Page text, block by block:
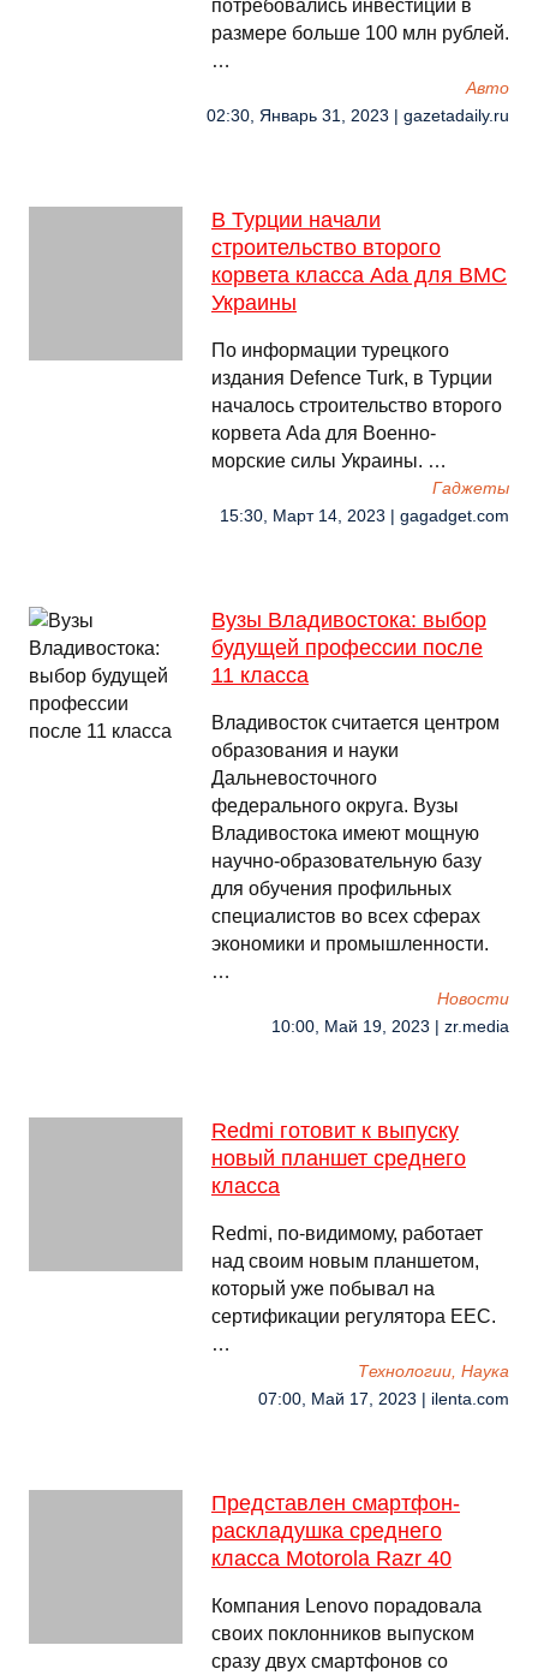
потребовались инвестиции в
размере больше 100 млн рублей.
…
Авто
02:30, Январь 31, 2023 | gazetadaily.ru
В Турции начали
строительство второго
корвета класса Ada для ВМС
Украины
По информации турецкого
издания Defence Turk, в Турции
началось строительство второго
корвета Ada для Военно-
морские силы Украины. …
Гаджеты
15:30, Март 14, 2023 | gagadget.com
Вузы Владивостока: выбор
будущей профессии после
11 класса
Владивосток считается центром
образования и науки
Дальневосточного
федерального округа. Вузы
Владивостока имеют мощную
научно-образовательную базу
для обучения профильных
специалистов во всех сферах
экономики и промышленности.
…
Новости
10:00, Май 19, 2023 | zr.media
Redmi готовит к выпуску
новый планшет среднего
класса
Redmi, по-видимому, работает
над своим новым планшетом,
который уже побывал на
сертификации регулятора EEC.
…
Технологии, Наука
07:00, Май 17, 2023 | ilenta.com
Представлен смартфон-
раскладушка среднего
класса Motorola Razr 40
Компания Lenovo порадовала
своих поклонников выпуском
сразу двух смартфонов со